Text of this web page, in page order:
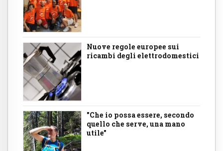
Nuove regole europee sui
ricambi degli elettrodomestici
"Che io possa essere, secondo
quello che serve, una mano
utile"